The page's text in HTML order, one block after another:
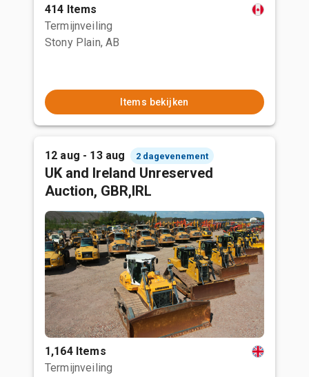
414 Items
Termijnveiling
Stony Plain, AB
Items bekijken
12 aug - 13 aug 2 dagevenement
UK and Ireland Unreserved
Auction, GBR,IRL
1,164 Items
Termijnveiling